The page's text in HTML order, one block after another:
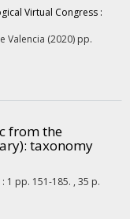
Virtual Congress :
Valencia (2020) pp.
from the
taxonomy
: 1 pp. 151-185. , 35 p.